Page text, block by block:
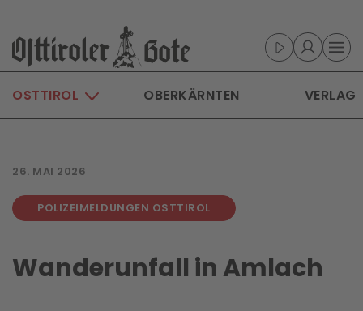
Skip to main content
OSTTIROL OBERKÄRNTEN VERLAG
26. MAI 2026
POLIZEIMELDUNGEN OSTTIROL
Wanderunfall in Amlach